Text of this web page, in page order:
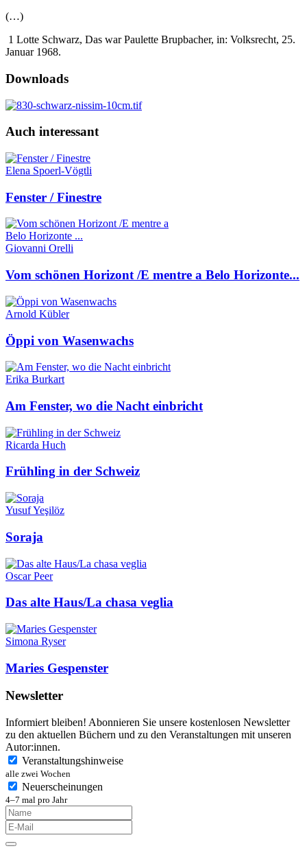
(…)
1 Lotte Schwarz, Das war Paulette Brupbacher, in: Volksrecht, 25.
Januar 1968.
Downloads
Auch interessant
Elena Spoerl-Vögtli
Fenster / Finestre
Giovanni Orelli
Vom schönen Horizont /E mentre a Belo Horizonte...
Arnold Kübler
Öppi von Wasenwachs
Erika Burkart
Am Fenster, wo die Nacht einbricht
Ricarda Huch
Frühling in der Schweiz
Yusuf Yeşilöz
Soraja
Oscar Peer
Das alte Haus/La chasa veglia
Simona Ryser
Maries Gespenster
Newsletter
Informiert bleiben! Abonnieren Sie unsere kostenlosen Newsletter
zu den aktuellen Büchern und zu den Veranstaltungen mit unseren
Autor:innen.
Veranstaltungshinweise
alle zwei Wochen
Neuerscheinungen
4–7 mal pro Jahr